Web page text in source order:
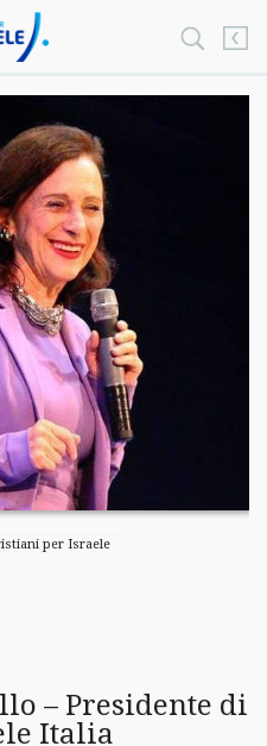
per Israele
– Presidente di
Italia